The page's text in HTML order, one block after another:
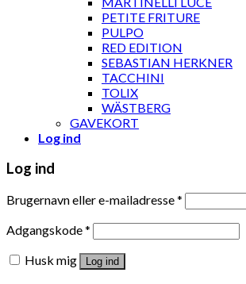
PETITE FRITURE
PULPO
RED EDITION
SEBASTIAN HERKNER
TACCHINI
TOLIX
WÄSTBERG
GAVEKORT
Log ind
Log ind
Brugernavn eller e-mailadresse*
Adgangskode*
Husk mig
Log ind